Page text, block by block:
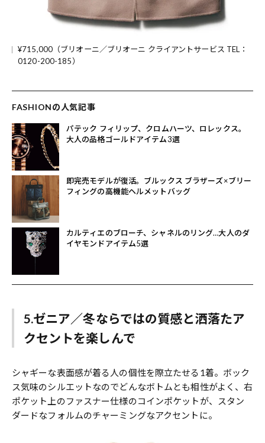
¥715,000（ブリオーニ／ブリオーニ クライアントサービス TEL：
0120-200-185）
FASHIONの人気記事
パテック フィリップ、クロムハーツ、ロレックス。
大人の品格ゴールドアイテム3選
即完売モデルが復活。ブルックス ブラザーズ×ブリー
フィングの高機能ヘルメットバッグ
カルティエのブローチ、シャネルのリング…大人のダ
イヤモンドアイテム5選
5.ゼニア／冬ならではの質感と洒落たア
クセントを楽しんで
シャギーな表面感が着る人の個性を際立たせる1着。ボック
ス気味のシルエットなのでどんなボトムとも相性がよく、右
ポケット上のファスナー仕様のコインポケットが、スタン
ダードなフォルムのチャーミングなアクセントに。